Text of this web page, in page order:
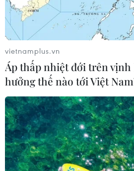
trang nhân dân thời kỳ kháng
nước.
vietnamplus.vn
Áp thấp nhiệt đới trên vịnh
hưởng thế nào tới Việt